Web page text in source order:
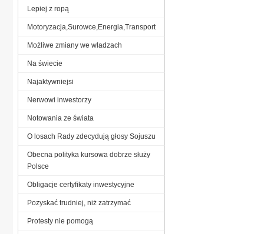
Lepiej z ropą
Motoryzacja,Surowce,Energia,Transport
Możliwe zmiany we władzach
Na świecie
Najaktywniejsi
Nerwowi inwestorzy
Notowania ze świata
O losach Rady zdecydują głosy Sojuszu
Obecna polityka kursowa dobrze służy
Polsce
Obligacje certyfikaty inwestycyjne
Pozyskać trudniej, niż zatrzymać
Protesty nie pomogą